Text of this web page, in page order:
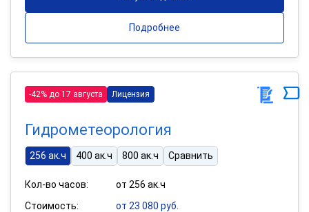
Подробнее
-42% до 17 августа Лицензия
Гидрометеорология
256 ак.ч 400 ак.ч 800 ак.ч Сравнить
Кол-во часов:
от 256 ак.ч
Стоимость:
от 23 080 руб.